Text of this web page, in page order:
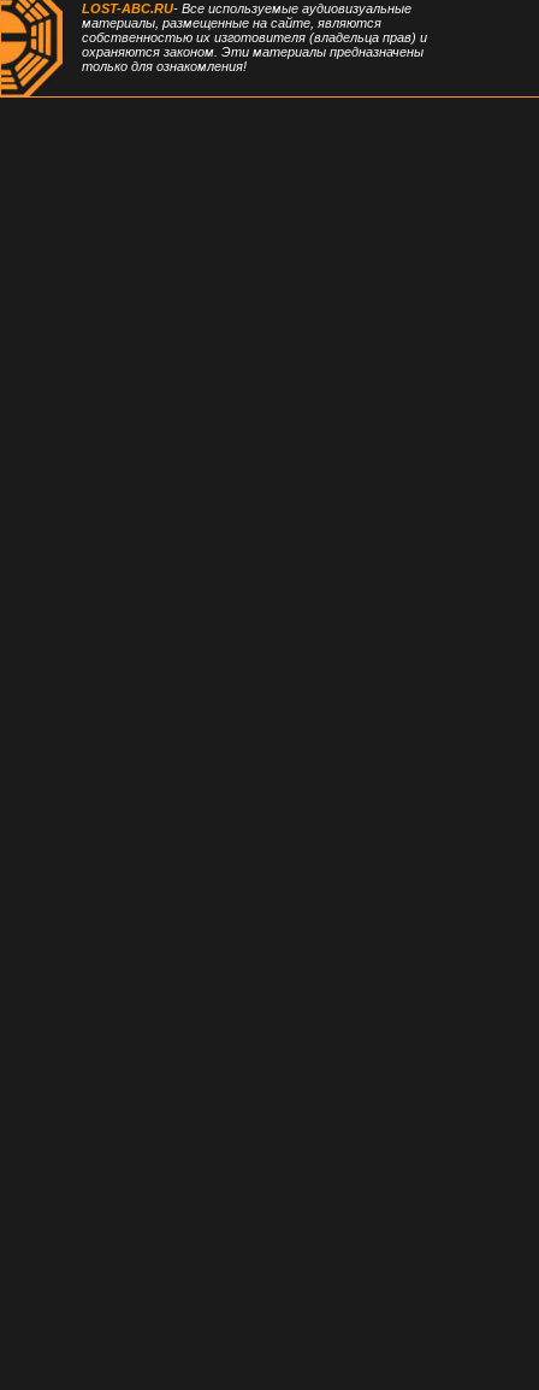
LOST-ABC.RU- Все используемые аудиовизуальные
материалы, размещенные на сайте, являются
собственностью их изготовителя (владельца прав) и
охраняются законом. Эти материалы предназначены
только для ознакомления!